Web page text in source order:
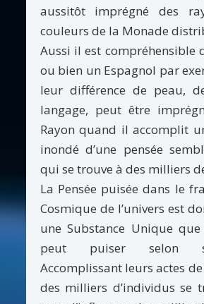
aussitôt imprégné des
couleurs de la Monade
Aussi il est compréhensible
ou bien un Espagnol par
leur différence de peau,
langage, peut être
Rayon quand il accomplit
inondé d’une pensée
qui se trouve à des milliers
La Pensée puisée dans le
Cosmique de l’univers est
une Substance Unique
peut puiser selon
Accomplissant leurs actes
des milliers d’individus se